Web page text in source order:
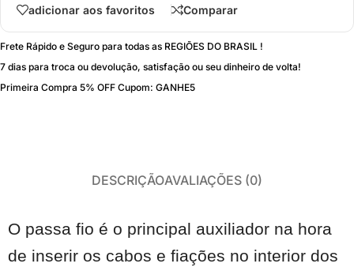
adicionar aos favoritos Comparar
Frete Rápido e Seguro para todas as REGIÕES DO BRASIL !
7 dias para troca ou devolução, satisfação ou seu dinheiro de volta!
Primeira Compra 5% OFF Cupom: GANHE5
DESCRIÇÃOAVALIAÇÕES (0)
O passa fio é o principal auxiliador na hora
de inserir os cabos e fiações no interior dos